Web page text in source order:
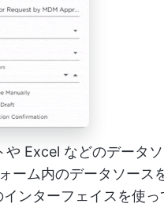
Excel などのデータ
ーム内のデータソース
ンターフェイスを使っ